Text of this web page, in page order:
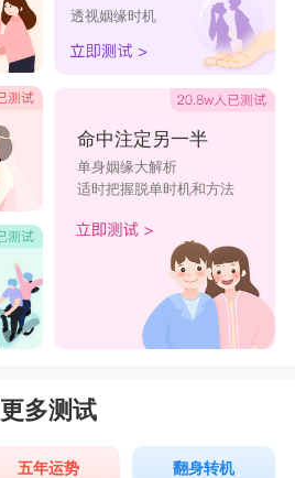
透视姻缘时机
命中注定另一半
单身姻缘大解析
适时把握脱单时机和方法
更多测试
五年运势 翻身转机